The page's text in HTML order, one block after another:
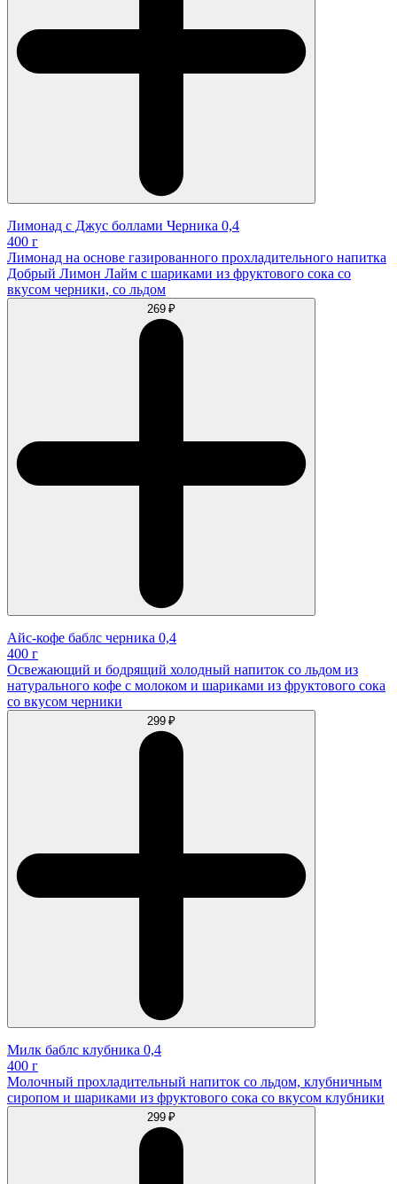
Лимонад с Джус боллами Черника 0,4
400 г
Лимонад на основе газированного прохладительного напитка
Добрый Лимон Лайм с шариками из фруктового сока со
вкусом черники, со льдом
269 ₽
Айс-кофе баблс черника 0,4
400 г
Освежающий и бодрящий холодный напиток со льдом из
натурального кофе с молоком и шариками из фруктового сока
со вкусом черники
299 ₽
Милк баблс клубника 0,4
400 г
Молочный прохладительный напиток со льдом, клубничным
сиропом и шариками из фруктового сока со вкусом клубники
299 ₽